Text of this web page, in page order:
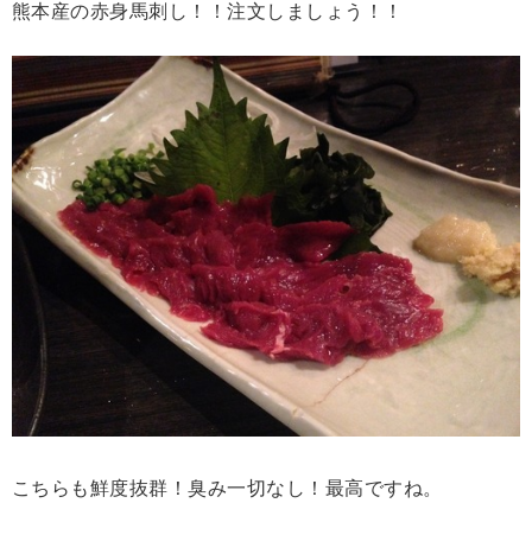
熊本産の赤身馬刺し！！注文しましょう！！
こちらも鮮度抜群！臭み一切なし！最高ですね。